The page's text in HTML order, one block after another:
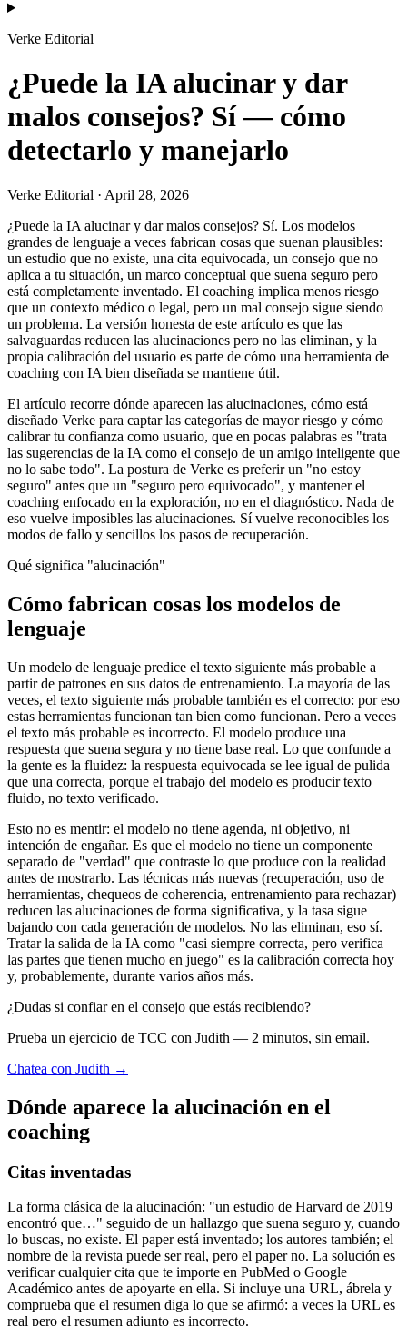
Verke Editorial
¿Puede la IA alucinar y dar
malos consejos? Sí — cómo
detectarlo y manejarlo
Verke Editorial · April 28, 2026
¿Puede la IA alucinar y dar malos consejos? Sí. Los modelos
grandes de lenguaje a veces fabrican cosas que suenan plausibles:
un estudio que no existe, una cita equivocada, un consejo que no
aplica a tu situación, un marco conceptual que suena seguro pero
está completamente inventado. El coaching implica menos riesgo
que un contexto médico o legal, pero un mal consejo sigue siendo
un problema. La versión honesta de este artículo es que las
salvaguardas reducen las alucinaciones pero no las eliminan, y la
propia calibración del usuario es parte de cómo una herramienta de
coaching con IA bien diseñada se mantiene útil.
El artículo recorre dónde aparecen las alucinaciones, cómo está
diseñado Verke para captar las categorías de mayor riesgo y cómo
calibrar tu confianza como usuario, que en pocas palabras es "trata
las sugerencias de la IA como el consejo de un amigo inteligente que
no lo sabe todo". La postura de Verke es preferir un "no estoy
seguro" antes que un "seguro pero equivocado", y mantener el
coaching enfocado en la exploración, no en el diagnóstico. Nada de
eso vuelve imposibles las alucinaciones. Sí vuelve reconocibles los
modos de fallo y sencillos los pasos de recuperación.
Qué significa "alucinación"
Cómo fabrican cosas los modelos de
lenguaje
Un modelo de lenguaje predice el texto siguiente más probable a
partir de patrones en sus datos de entrenamiento. La mayoría de las
veces, el texto siguiente más probable también es el correcto: por eso
estas herramientas funcionan tan bien como funcionan. Pero a veces
el texto más probable es incorrecto. El modelo produce una
respuesta que suena segura y no tiene base real. Lo que confunde a
la gente es la fluidez: la respuesta equivocada se lee igual de pulida
que una correcta, porque el trabajo del modelo es producir texto
fluido, no texto verificado.
Esto no es mentir: el modelo no tiene agenda, ni objetivo, ni
intención de engañar. Es que el modelo no tiene un componente
separado de "verdad" que contraste lo que produce con la realidad
antes de mostrarlo. Las técnicas más nuevas (recuperación, uso de
herramientas, chequeos de coherencia, entrenamiento para rechazar)
reducen las alucinaciones de forma significativa, y la tasa sigue
bajando con cada generación de modelos. No las eliminan, eso sí.
Tratar la salida de la IA como "casi siempre correcta, pero verifica
las partes que tienen mucho en juego" es la calibración correcta hoy
y, probablemente, durante varios años más.
¿Dudas si confiar en el consejo que estás recibiendo?
Prueba un ejercicio de TCC con Judith — 2 minutos, sin email.
Chatea con Judith →
Dónde aparece la alucinación en el
coaching
Citas inventadas
La forma clásica de la alucinación: "un estudio de Harvard de 2019
encontró que…" seguido de un hallazgo que suena seguro y, cuando
lo buscas, no existe. El paper está inventado; los autores también; el
nombre de la revista puede ser real, pero el paper no. La solución es
verificar cualquier cita que te importe en PubMed o Google
Académico antes de apoyarte en ella. Si incluye una URL, ábrela y
comprueba que el resumen diga lo que se afirmó: a veces la URL es
real pero el resumen adjunto es incorrecto.